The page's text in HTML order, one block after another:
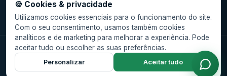
emissora. As TAEG e taxas são indicativas e podem variar.
© 2026 Ibericash. Todos os direitos reservados.
🍪 Gerir cookies
🍪 Cookies & privacidade
Utilizamos cookies essenciais para o funcionamento do site.
Com o seu consentimento, usamos também cookies
analíticos e de marketing para melhorar a experiência. Pode
aceitar tudo ou escolher as suas preferências.
Personalizar Aceitar tudo